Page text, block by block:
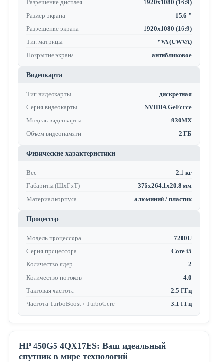
Разрешение дисплея
1920x1080 (16:9)
Размер экрана
15.6 "
Разрешение экрана
1920x1080 (16:9)
Тип матрицы
*VA (UWVA)
Покрытие экрана
антибликовое
Видеокарта
Тип видеокарты
дискретная
Серия видеокарты
NVIDIA GeForce
Модель видеокарты
930MX
Объем видеопамяти
2 ГБ
Физические характеристики
Вес
2.1 кг
Габариты (ШхГхТ)
376x264.1x20.8 мм
Материал корпуса
алюминий / пластик
Процессор
Модель процессора
7200U
Серия процессора
Core i5
Количество ядер
2
Количество потоков
4.0
Тактовая частота
2.5 ГГц
Частота TurboBoost / TurboCore
3.1 ГГц
HP 450G5 4QX17ES: Ваш идеальный
спутник в мире технологий